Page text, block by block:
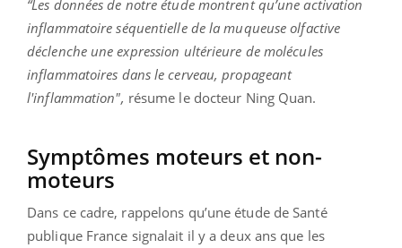
“Les données de notre étude montrent qu’une activation
inflammatoire séquentielle de la muqueuse olfactive
déclenche une expression ultérieure de molécules
inflammatoires dans le cerveau, propageant
l'inflammation", résume le docteur Ning Quan.
Symptômes moteurs et non-
moteurs
Dans ce cadre, rappelons qu’une étude de Santé
publique France signalait il y a deux ans que les